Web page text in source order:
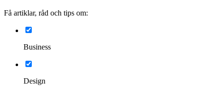
Få artiklar, råd och tips om:
Business
Design